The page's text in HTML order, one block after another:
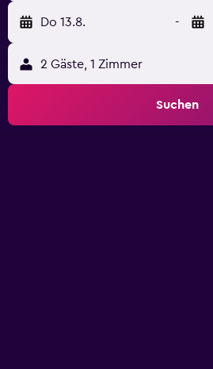
Do 13.8. -
2 Gäste, 1 Zimmer
Suchen